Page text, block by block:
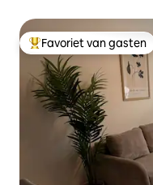
Topfavoriet van gasten
Favoriet van gasten